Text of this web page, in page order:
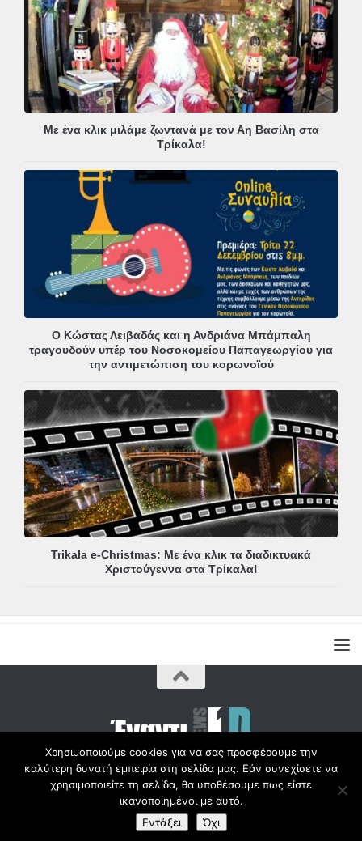
Με ένα κλικ μιλάμε ζωντανά με τον Αη Βασίλη στα
Τρίκαλα!
Ο Κώστας Λειβαδάς και η Ανδριάνα Μπάμπαλη
τραγουδούν υπέρ του Νοσοκομείου Παπαγεωργίου για
την αντιμετώπιση του κορωνοϊού
Trikala e-Christmas: Με ένα κλικ τα διαδικτυακά
Χριστούγεννα στα Τρίκαλα!
Copyright © Radio1d.gr 2012-2017 |
Χρησιμοποιούμε cookies για να σας προσφέρουμε την
καλύτερη δυνατή εμπειρία στη σελίδα μας. Εάν συνεχίσετε να
χρησιμοποιείτε τη σελίδα, θα υποθέσουμε πως είστε
ικανοποιημένοι με αυτό.
Εντάξει
Όχι